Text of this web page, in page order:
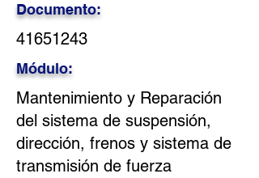
Documento:
41651243
Módulo:
Mantenimiento y Reparación
del sistema de suspensión,
dirección, frenos y sistema de
transmisión de fuerza